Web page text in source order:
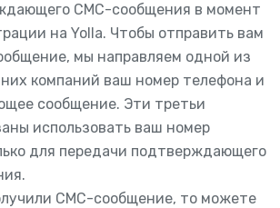
СМС-сообщения в момент
на Yolla. Чтобы отправить вам
мы направляем одной из
компаний ваш номер телефона и
сообщение. Эти третьи
использовать ваш номер
для передачи подтверждающего
СМС-сообщение, то можете